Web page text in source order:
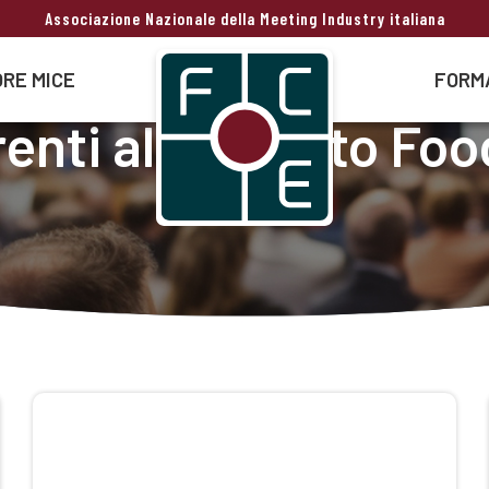
Associazione Nazionale della Meeting Industry italiana
MICE
al progetto
Good